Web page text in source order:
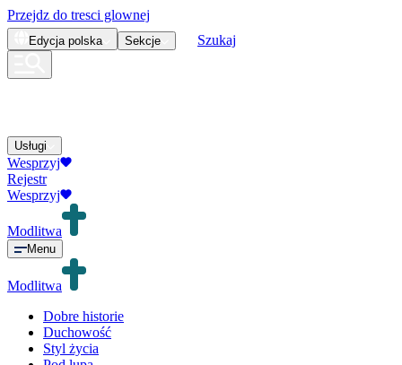
Przejdz do tresci glownej
Edycja polska Sekcje Szukaj
Usługi
Wesprzyj
Rejestr
Wesprzyj
Modlitwa
Menu
Modlitwa
Dobre historie
Duchowość
Styl życia